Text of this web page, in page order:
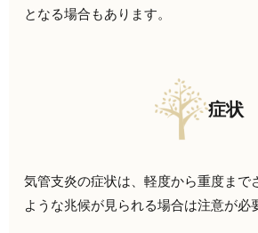
となる場合もあります。
症状
気管支炎の症状は、軽度から重度まで
ような兆候が見られる場合は注意が必